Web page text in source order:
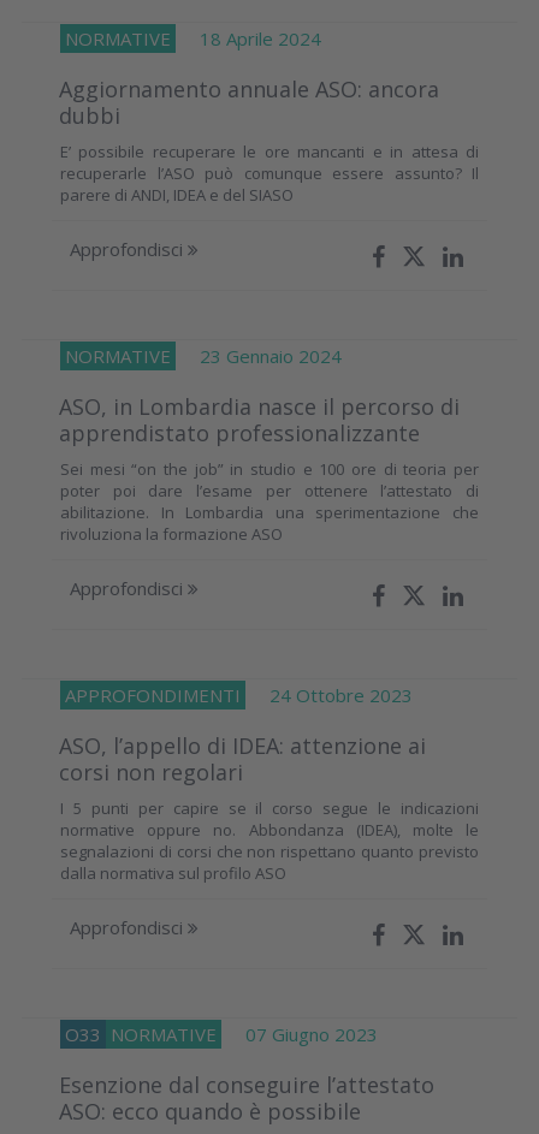
NORMATIVE 18 Aprile 2024
Aggiornamento annuale ASO: ancora
dubbi
E’ possibile recuperare le ore mancanti e in attesa di
recuperarle l’ASO può comunque essere assunto? Il
parere di ANDI, IDEA e del SIASO
Approfondisci
NORMATIVE 23 Gennaio 2024
ASO, in Lombardia nasce il percorso di
apprendistato professionalizzante
Sei mesi “on the job” in studio e 100 ore di teoria per
poter poi dare l’esame per ottenere l’attestato di
abilitazione. In Lombardia una sperimentazione che
rivoluziona la formazione ASO
Approfondisci
APPROFONDIMENTI 24 Ottobre 2023
ASO, l’appello di IDEA: attenzione ai
corsi non regolari
I 5 punti per capire se il corso segue le indicazioni
normative oppure no. Abbondanza (IDEA), molte le
segnalazioni di corsi che non rispettano quanto previsto
dalla normativa sul profilo ASO
Approfondisci
O33 NORMATIVE 07 Giugno 2023
Esenzione dal conseguire l’attestato
ASO: ecco quando è possibile